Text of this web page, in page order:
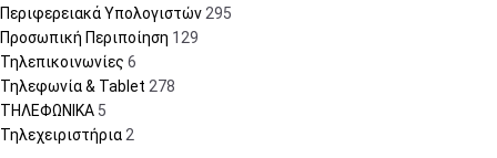
Περιφερειακά Υπολογιστών295
Προσωπική Περιποίηση 129
Τηλεπικοινωνίες 6
Τηλεφωνία & Tablet 278
ΤΗΛΕΦΩΝΙΚΑ 5
Τηλεχειριστήρια2